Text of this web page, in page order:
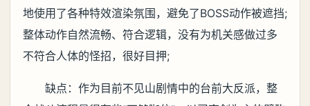
地使用了各种特效渲染氛围，避免了BOSS动作被遮挡;
整体动作自然流畅、符合逻辑，没有为机关感做过多
不符合人体的怪招，很好目押;
缺点：作为目前不见山剧情中的台前大反派，整